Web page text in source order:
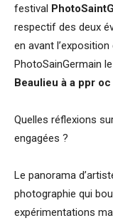
festival
respectif des deux
en avant l’exposition
PhotoSainGermain
Beaulieu à a ppr oc
Quelles réflexions
engagées ?
Le panorama
photographie qui
expérimentations